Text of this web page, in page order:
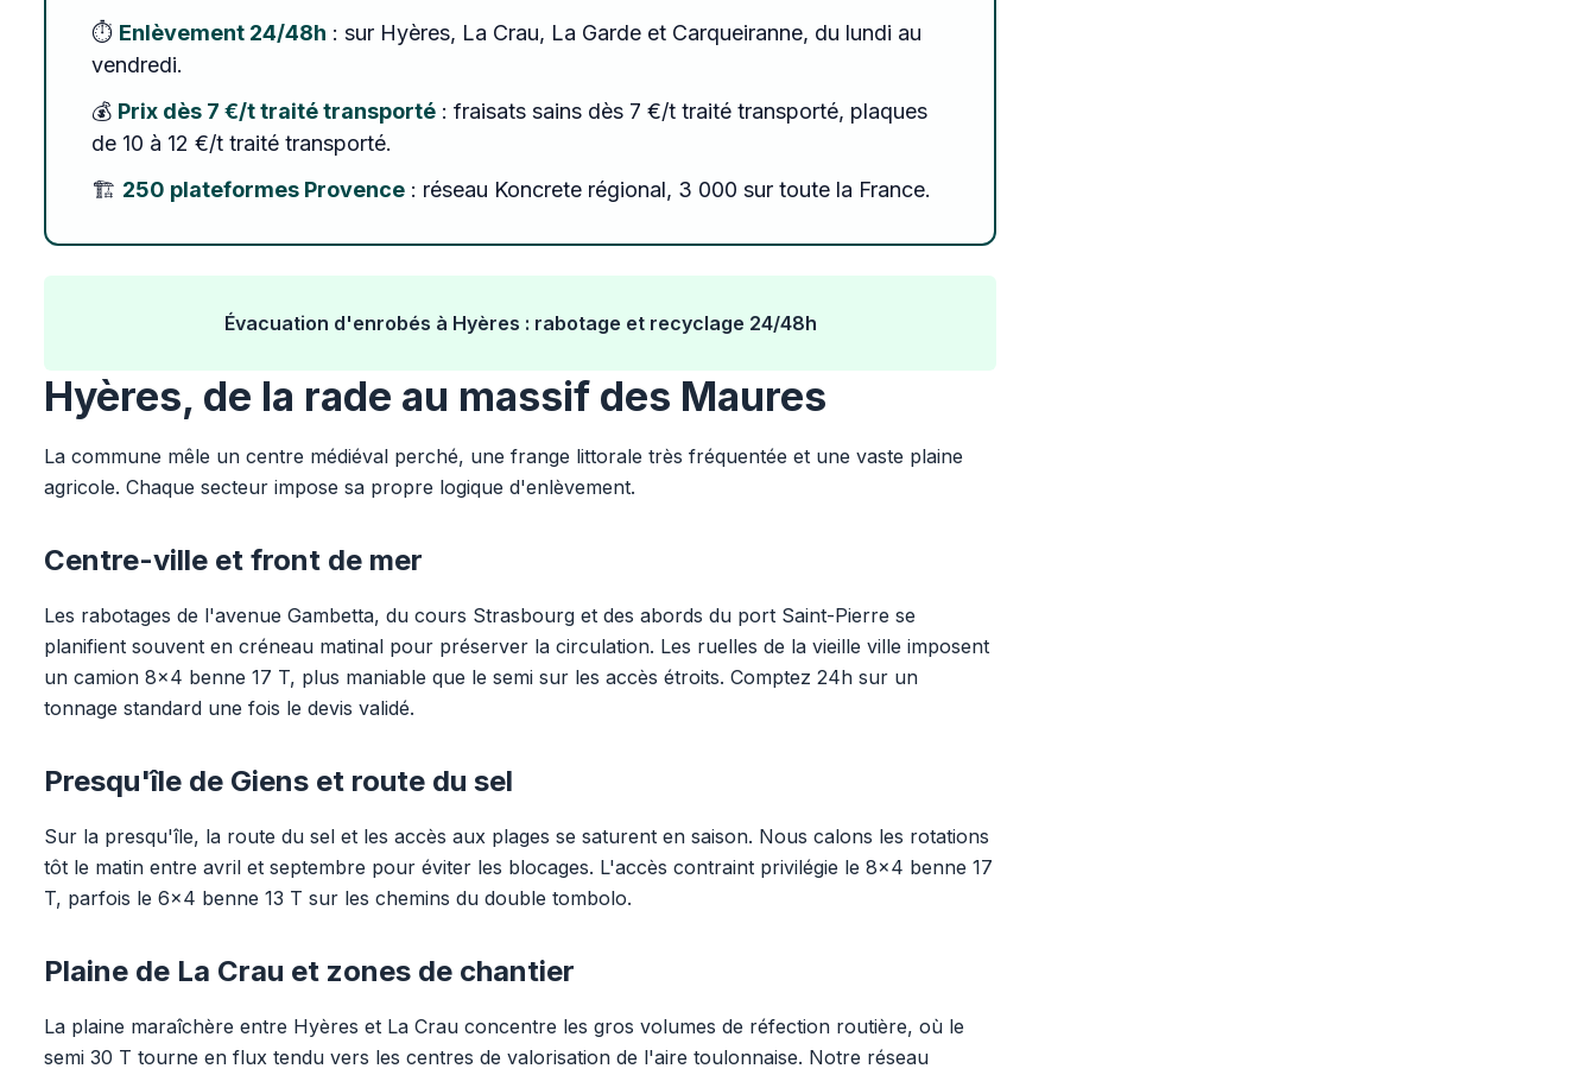
⏱️ Enlèvement 24/48h : sur Hyères, La Crau, La Garde et Carqueiranne, du lundi au
vendredi.
💰 Prix dès 7 €/t traité transporté : fraisats sains dès 7 €/t traité transporté, plaques
de 10 à 12 €/t traité transporté.
🏗️ 250 plateformes Provence : réseau Koncrete régional, 3 000 sur toute la France.
Évacuation d'enrobés à Hyères : rabotage et recyclage 24/48h
Hyères, de la rade au massif des Maures
La commune mêle un centre médiéval perché, une frange littorale très fréquentée et une vaste plaine
agricole. Chaque secteur impose sa propre logique d'enlèvement.
Centre-ville et front de mer
Les rabotages de l'avenue Gambetta, du cours Strasbourg et des abords du port Saint-Pierre se
planifient souvent en créneau matinal pour préserver la circulation. Les ruelles de la vieille ville imposent
un camion 8x4 benne 17 T, plus maniable que le semi sur les accès étroits. Comptez 24h sur un
tonnage standard une fois le devis validé.
Presqu'île de Giens et route du sel
Sur la presqu'île, la route du sel et les accès aux plages se saturent en saison. Nous calons les rotations
tôt le matin entre avril et septembre pour éviter les blocages. L'accès contraint privilégie le 8x4 benne 17
T, parfois le 6x4 benne 13 T sur les chemins du double tombolo.
Plaine de La Crau et zones de chantier
La plaine maraîchère entre Hyères et La Crau concentre les gros volumes de réfection routière, où le
semi 30 T tourne en flux tendu vers les centres de valorisation de l'aire toulonnaise. Notre réseau